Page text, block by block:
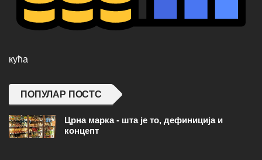
кућа
ПОПУЛАР ПОСТС
Црна марка - шта је то, дефиниција и
концепт